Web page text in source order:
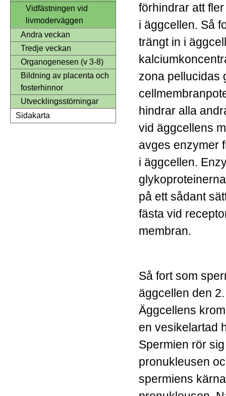
Vidfästningen vid
livmoderväggen
Andra veckan
Tredje veckan
Organogenesen (v 3-8)
Bildning av placenta och
fosterhinnor
Utvecklingsstörningar
Sidakarta
förhindrar att
i äggcellen. Så
trängt in i
zona pellucidas
hindrar alla
vid äggcellens
avges enzymer
i äggcellen.
på ett sådant
fästa vid
membran.
Så fort som
äggcellen den
Äggcellens
en vesikelartad
Spermien rör
pronukleusen
spermiens